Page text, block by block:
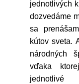
jednotlivých
dozvedáme
sa
kútov sveta.
národných
vďaka
jednotlivé